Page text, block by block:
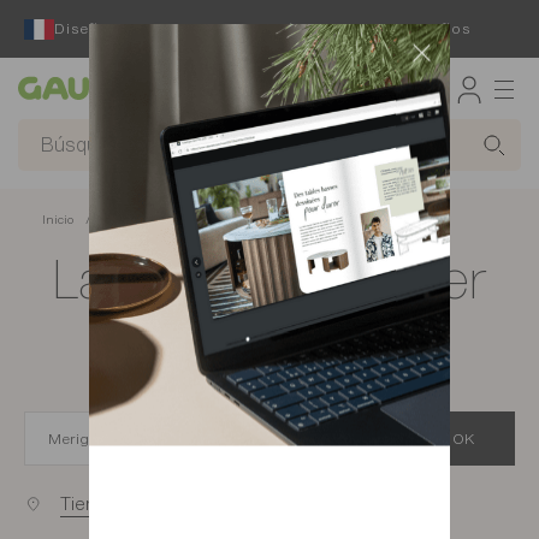
Diseñador y fabricante francés desde hace 65 años
Gautier
Inicio app.seo.store_locator_city.title
Las tiendas Gautier
de Merignac
OK
Tiendas cercanas